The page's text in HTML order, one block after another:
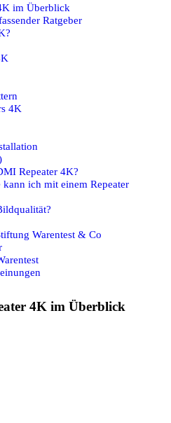
im Überblick
Ratgeber
4K
Repeater 4K?
ich mit einem Repeater
Warentest & Co
4K im Überblick